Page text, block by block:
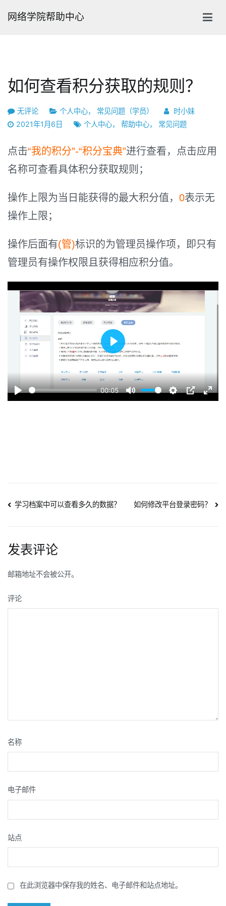
网络学院帮助中心
如何查看积分获取的规则？
如
何
看
分
取
的
则？
无评论 个人中心， 常见问题（学员）
时小妹
2021年1月6日
个人中心， 帮助中心， 常见问题
点击“我的积分”-“积分宝典”进行查看，点击应用
名称可查看具体积分获取规则；
操作上限为当日能获得的最大积分值， 0表示无
操作上限；
操作后面有(管)标识的为管理员操作项，即只有
管理员有操作权限且获得相应积分值。
Play
00:05
Mute Settings
PIP
Enter
Play
文
导
航
学习档案中可以查看多久的数据？ 如何修改平台登录密码？
发表评论
邮箱地址不会被公开。
评论
名称
电子邮件
站点
在此浏览器中保存我的姓名、电子邮件和站点地址。